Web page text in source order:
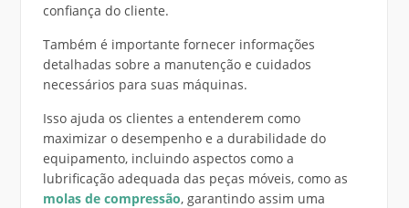
confiança do cliente.
Também é importante fornecer informações
detalhadas sobre a manutenção e cuidados
necessários para suas máquinas.
Isso ajuda os clientes a entenderem como
maximizar o desempenho e a durabilidade do
equipamento, incluindo aspectos como a
lubrificação adequada das peças móveis, como as
molas de compressão, garantindo assim uma